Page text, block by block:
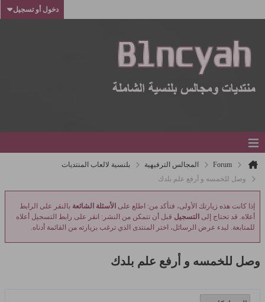
دخول أو تسجيل
Forum المجالس الترفيهية
بلنسية لالعاب المنتديات
وصل للخمسه و أرفع علم بلدك
إذا كانت هذه زيارتك الأولى، فتأكد من: اطلع على الأسئلة الشائعة بالنقر على الرابط
أعلاه. قد تحتاج إلى التسجيل قبل أن تتمكن من النشر: انقر على رابط التسجيل أعلاه
للمتابعة. لبدء عرض الرسائل، اختر المنتدى الذي ترغب بزيارته من القائمة أدناه.
وصل للخمسه و أرفع علم بلدك